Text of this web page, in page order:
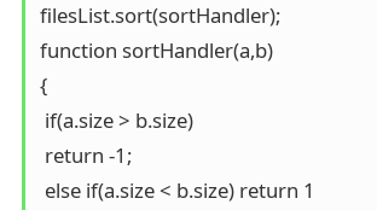
filesList.sort(sortHandler);
function sortHandler(a,b)
{
if(a.size > b.size)
return -1;
else if(a.size < b.size) return 1